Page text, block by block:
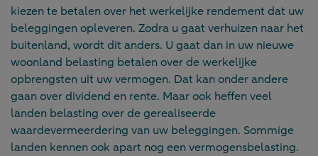
kiezen te betalen over het werkelijke rendement dat uw
beleggingen opleveren. Zodra u gaat verhuizen naar het
buitenland, wordt dit anders. U gaat dan in uw nieuwe
woonland belasting betalen over de werkelijke
opbrengsten uit uw vermogen. Dat kan onder andere
gaan over dividend en rente. Maar ook heffen veel
landen belasting over de gerealiseerde
waardevermeerdering van uw beleggingen. Sommige
landen kennen ook apart nog een vermogensbelasting.